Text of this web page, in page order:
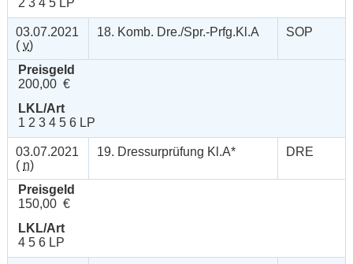
2 3 4 5 LP
03.07.2021
( v)
18. Komb. Dre./Spr.-Prfg.Kl.A SOP
Preisgeld
200,00 €
LKL/Art
1 2 3 4 5 6 LP
03.07.2021
( n)
19. Dressurprüfung Kl.A* DRE
Preisgeld
150,00 €
LKL/Art
4 5 6 LP